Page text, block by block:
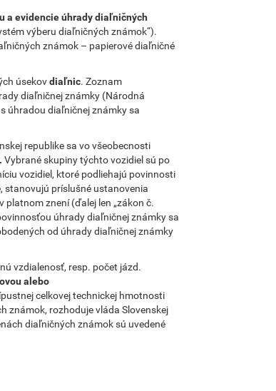
a evidencie úhrady diaľničných
výberu diaľničných známok“).
známok – papierové diaľničné
úsekovdiaľnic. Zoznam
diaľničnej známky (Národná
úhradou diaľničnej známky sa
republike sa vo všeobecnosti
Vybrané skupiny týchto vozidiel sú po
vozidiel, ktoré podliehajú povinnosti
stanovujú príslušné ustanovenia
znení (ďalej len „zákon č.
úhrady diaľničnej známky sa
od úhrady diaľničnej známky
vzdialenosť, resp. počet jázd.
alebo
celkovej technickej hmotnosti
známok, rozhoduje vláda Slovenskej
diaľničných známok sú uvedené